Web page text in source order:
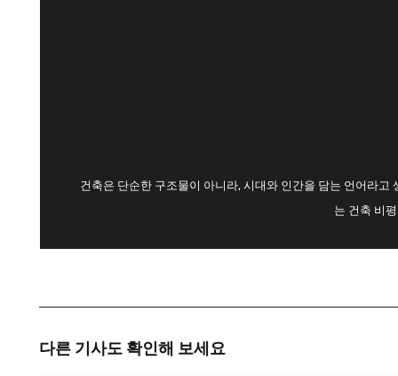
건축은 단순한 구조물이 아니라, 시대와 인간을 담는 언어라
는 건축 비
다른 기사도 확인해 보세요